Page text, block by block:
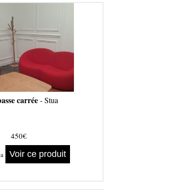
carrée- Stua
450€
Voir ce produit